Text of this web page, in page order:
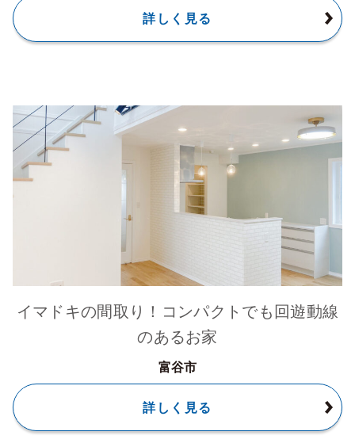
詳しく見る
イマドキの間取り！コンパクトでも回遊動線
のあるお家
富谷市
詳しく見る